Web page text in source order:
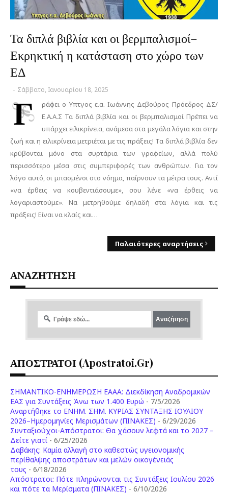
Τα διπλά βιβλία και οι βερμπαλισμοί–
Εκρηκτική η κατάσταση στο χώρο των
ΕΔ
- Σάββατο, Ιανουαρίου 18, 2025
Γ
ράφει ο Υπτγος ε.α. Ιωάννης Δεβούρος Πρόεδρος ΔΣ/
Ε.Α.Α.Σ Τα διπλά βιβλία και οι βερμπαλισμοί Πρέπει να
υπάρχει ειλικρίνεια, ανάμεσα στα μεγάλα λόγια και στην
ζωή και η ειλικρίνεια μετριέται με τις πράξεις! Τα διπλά βιβλία δεν
κρύβονται μόνο στα συρτάρια των γραφείων, αλλά πολύ
περισσότερο μέσα στις συμπεριφορές των ανθρώπων. Για τον
λόγο αυτό, οι μπασμένοι στο νόημα, παίρνουν τα μέτρα τους. Αντί
«να έρθεις να κουβεντιάσουμε», σου λένε «να έρθεις να
λογαριαστούμε». Να μετρηθούμε δηλαδή στα λόγια και τις
πράξεις! Είναι να κλαίς και…
Παλαιότερες αναρτήσεις
ΑΝΑΖΗΤΗΣΗ
ΑΠΟΣΤΡΑΤΟΙ (apostratoi.gr)
ΣΗΜΑΝΤΙΚΟ-ΕΝΗΜΕΡΩΣΗ ΕΑΑΑ: Διεκδίκηση Αναδρομικών
ΕΑΣ για Συντάξεις Άνω των 1.400 Ευρώ - 7/5/2026
Aναρτήθηκε το ENHM. ΣΗΜ. ΚΥΡΙΑΣ ΣΥΝΤΑΞΗΣ ΙΟΥΛΙΟΥ
2026–Ημερομηνίες Μερισμάτων (ΠΙΝΑΚΕΣ) - 6/29/2026
Συνταξιούχοι-Απόστρατοι: Θα χάσουν λεφτά και το 2027 –
Δείτε γιατί - 6/25/2026
Δαβάκης: Καμία αλλαγή στο καθεστώς υγειονομικής
περίθαλψης αποστράτων και μελών οικογένειάς
τους - 6/18/2026
Aπόστρατοι: Πότε πληρώνονται τις Συντάξεις Ιουλίου 2026
και πότε τα Μερίσματα (ΠΙΝΑΚΕΣ) - 6/10/2026